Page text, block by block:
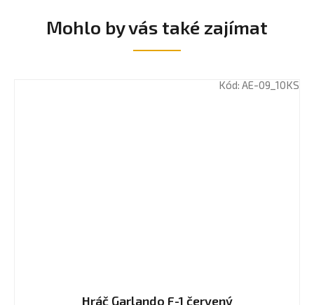
Mohlo by vás také zajímat
Hráč Garlando F-1 červený
Kód: AE-09_10KS